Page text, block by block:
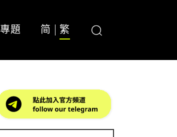
專題 简 繁